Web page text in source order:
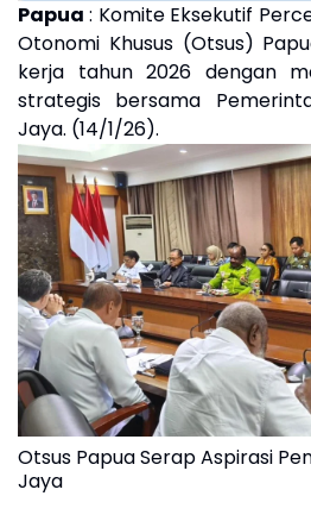
Papua : Komite Eksekutif
Otonomi Khusus (Otsus)
kerja tahun 2026 dengan
strategis bersama
Jaya. (14/1/26).
Otsus Papua Serap Aspirasi
Jaya